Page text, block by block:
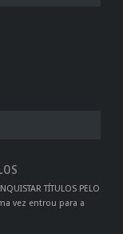
TÍTULOS PELO
vez entrou para a